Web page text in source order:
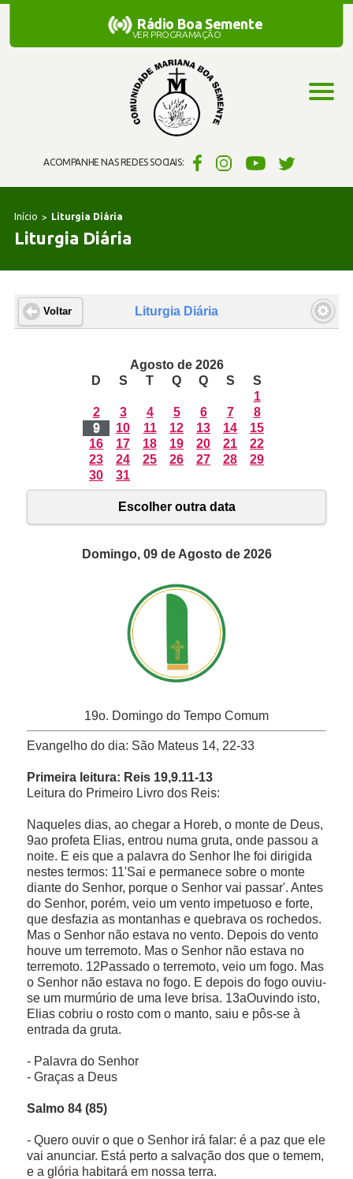
ACOMPANHE NAS REDES SOCIAIS:
Rádio Boa Semente
Rádio Boa Semente
VER PROGRAMAÇÃO
Início Liturgia Diária
Liturgia Diária